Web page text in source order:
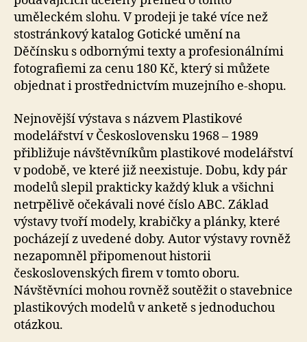
uměleckém slohu. V prodeji je také více než
stostránkový katalog Gotické umění na
Děčínsku s odbornými texty a profesionálními
fotografiemi za cenu 180 Kč, který si můžete
objednat i prostřednictvím muzejního e-shopu.
Nejnovější výstava s názvem Plastikové
modelářství v Československu 1968 – 1989
přibližuje návštěvníkům plastikové modelářství
v podobě, ve které již neexistuje. Dobu, kdy pár
modelů slepil prakticky každý kluk a všichni
netrpělivě očekávali nové číslo ABC. Základ
výstavy tvoří modely, krabičky a plánky, které
pocházejí z uvedené doby. Autor výstavy rovněž
nezapomněl připomenout historii
československých firem v tomto oboru.
Návštěvníci mohou rovněž soutěžit o stavebnice
plastikových modelů v anketě s jednoduchou
otázkou.